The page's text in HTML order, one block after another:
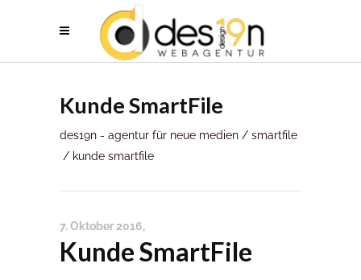
Kunde SmartFile
des19n - agentur für neue medien / smartfile
/ kunde smartfile
7. Oktober 2016
Kunde SmartFile